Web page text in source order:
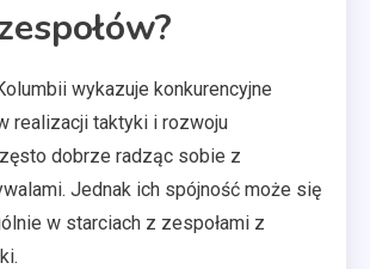
wykazuje konkurencyjne
realizacji taktyki i rozwoju
dobrze radząc sobie z
Jednak ich spójność może się
w starciach z zespołami z